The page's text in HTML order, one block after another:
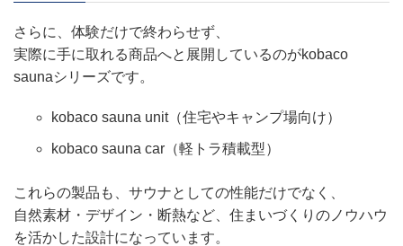
さらに、体験だけで終わらせず、
実際に手に取れる商品へと展開しているのがkobaco
saunaシリーズです。
kobaco sauna unit（住宅やキャンプ場向け）
kobaco sauna car（軽トラ積載型）
これらの製品も、サウナとしての性能だけでなく、
自然素材・デザイン・断熱など、住まいづくりのノウハウ
を活かした設計になっています。